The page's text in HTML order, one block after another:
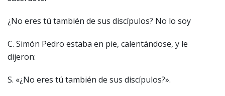
¿No eres tú también de sus discípulos? No lo soy
C. Simón Pedro estaba en pie, calentándose, y le
dijeron:
S. «¿No eres tú también de sus discípulos?».